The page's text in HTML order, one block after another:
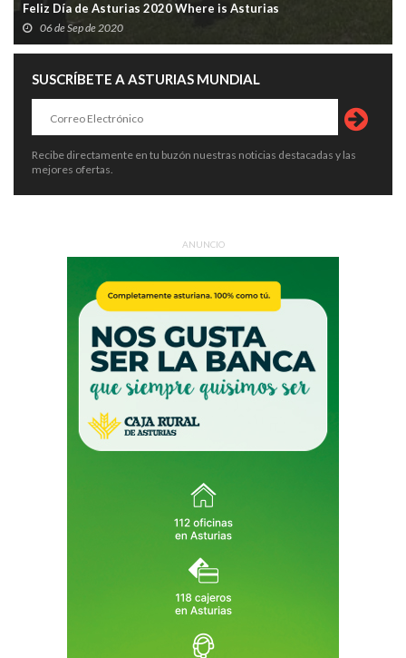
Feliz Día de Asturias 2020 Where is Asturias
06 de Sep de 2020
SUSCRÍBETE A ASTURIAS MUNDIAL
Recibe directamente en tu buzón nuestras noticias destacadas y las
mejores ofertas.
ANUNCIO